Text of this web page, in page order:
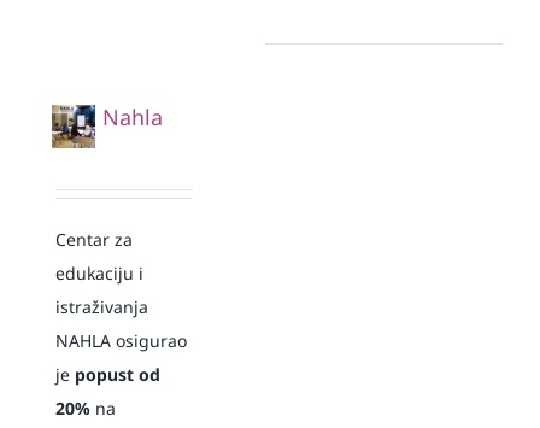
Nahla
Centar za
edukaciju i
istraživanja
NAHLA osigurao
je popust od
20% na